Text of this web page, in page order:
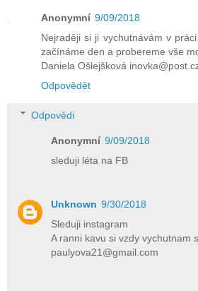
Anonymní 9/09/2018
Nejraději si ji vychutnávám v
začínáme den a probereme vše
Daniela Ošlejšková
Odpovědět
Odpovědi
Anonymní 9/09/2018
sleduji léta na FB
Unknown 9/30/2018
Sleduji instagram
A ranni kavu si vzdy vychutnam
paulyova21@gmail.com